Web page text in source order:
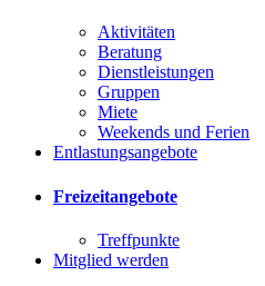
Aktivitäten
Beratung
Dienstleistungen
Gruppen
Miete
Weekends und Ferien
Entlastungsangebote
Freizeitangebote
Treffpunkte
Mitglied werden